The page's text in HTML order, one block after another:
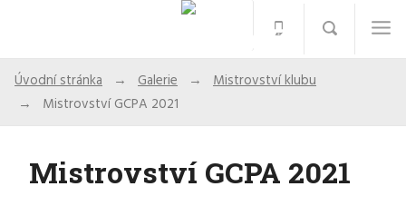
Úvodní stránka Galerie
Mistrovství klubu
Mistrovství GCPA 2021
Mistrovství GCPA 2021